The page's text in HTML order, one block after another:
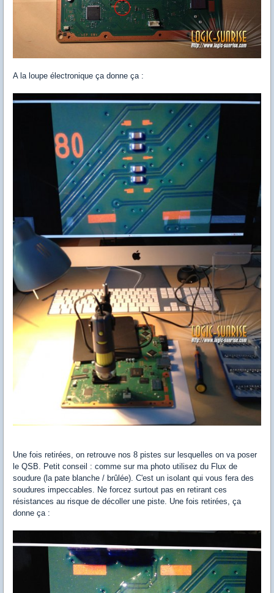
A la loupe électronique ça donne ça :
Une fois retirées, on retrouve nos 8 pistes sur lesquelles on va poser
le QSB. Petit conseil : comme sur ma photo utilisez du Flux de
soudure (la pate blanche / brûlée). C'est un isolant qui vous fera des
soudures impeccables. Ne forcez surtout pas en retirant ces
résistances au risque de décoller une piste. Une fois retirées, ça
donne ça :